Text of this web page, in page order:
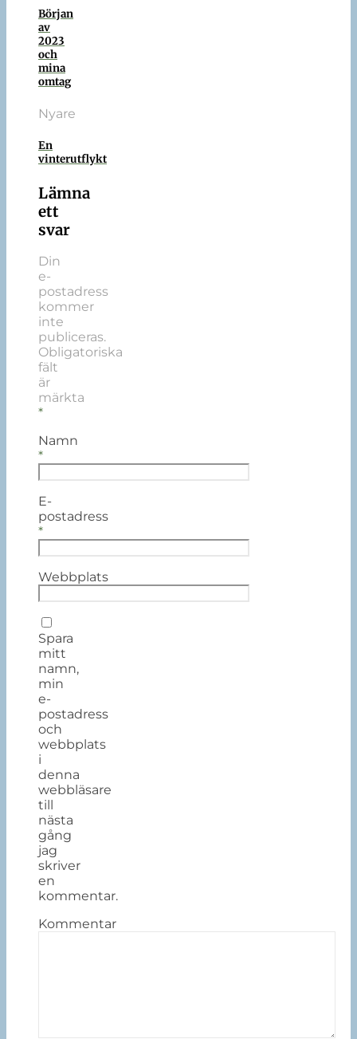
Början
av
2023
och
mina
omtag
Nyare
En
vinterutflykt
Lämna
ett
svar
Din
e-
postadress
kommer
inte
publiceras.
Obligatoriska
fält
är
märkta
*
Namn
*
E-
postadress
*
Webbplats
Spara
mitt
namn,
min
e-
postadress
och
webbplats
i
denna
webbläsare
till
nästa
gång
jag
skriver
en
kommentar.
Kommentar